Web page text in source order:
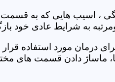
، اسیب هایی که به
به شرایط عادی خود
درمان مورد استفاده
ماساژ دادن قسمت های